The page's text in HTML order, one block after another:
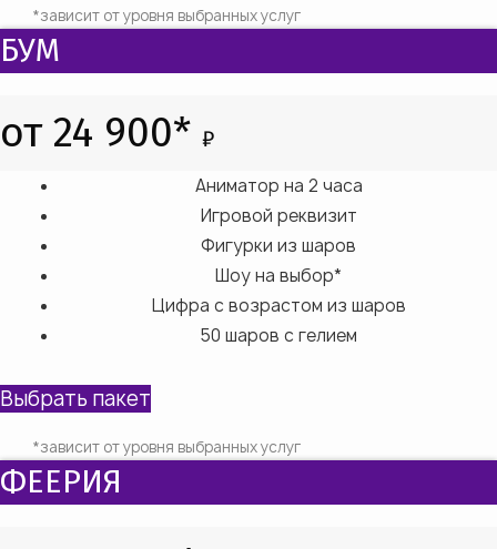
*зависит от уровня выбранных услуг
БУМ
от 24 900* ₽
Аниматор на 2 часа
Игровой реквизит
Фигурки из шаров
Шоу на выбор*
Цифра с возрастом из шаров
50 шаров с гелием
Выбрать пакет
*зависит от уровня выбранных услуг
ФЕЕРИЯ